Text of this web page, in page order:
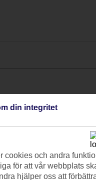
din integritet
cookies och andra
för att vår webbplats
hjälper oss att